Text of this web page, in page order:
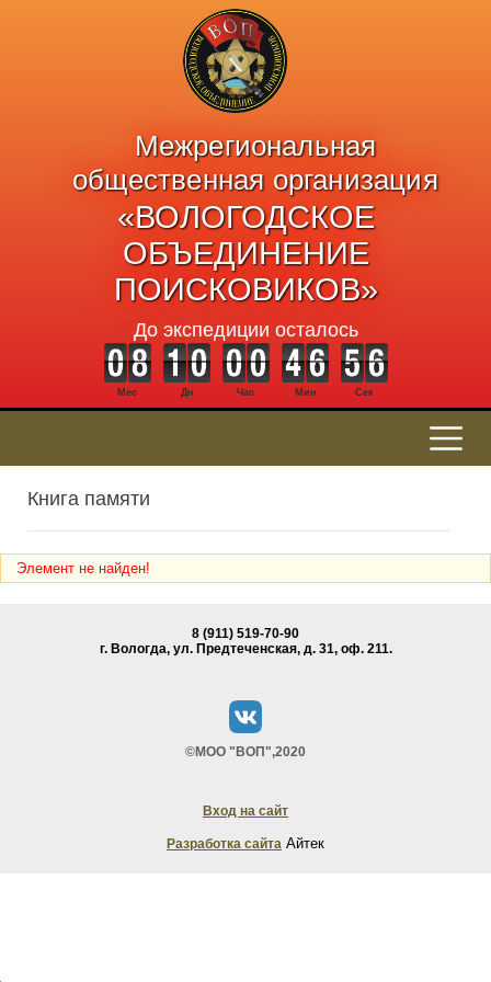
Межрегиональная
общественная организация
«ВОЛОГОДСКОЕ
ОБЪЕДИНЕНИЕ
ПОИСКОВИКОВ»
До экспедиции осталось
Мес Дн Час Мин Сек
Книга памяти
Элемент не найден!
8 (911) 519-70-90
г. Вологда, ул. Предтеченская, д. 31, oф. 211.
©МОО "ВОП",2020
Вход на сайт
Разработка сайта Айтек